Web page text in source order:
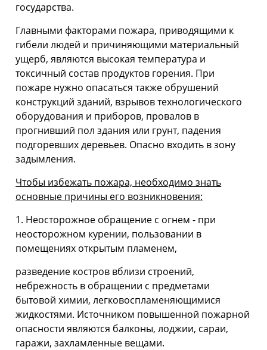
государства.
Главными факторами пожара, приводящими к
гибели людей и причиняющими материальный
ущерб, являются высокая температура и
токсичный состав продуктов горения. При
пожаре нужно опасаться также обрушений
конструкций зданий, взрывов технологического
оборудования и приборов, провалов в
прогнивший пол здания или грунт, падения
подгоревших деревьев. Опасно входить в зону
задымления.
Чтобы избежать пожара, необходимо знать
основные причины его возникновения:
1. Неосторожное обращение с огнем - при
неосторожном курении, пользовании в
помещениях открытым пламенем,
разведение костров вблизи строений,
небрежность в обращении с предметами
бытовой химии, легковоспламеняющимися
жидкостями. Источником повышенной пожарной
опасности являются балконы, лоджии, сараи,
гаражи, захламленные вещами.